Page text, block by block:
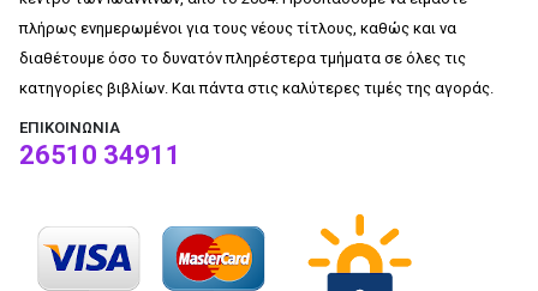
πλήρως ενημερωμένοι για τους νέους τίτλους, καθώς και να
διαθέτουμε όσο το δυνατόν πληρέστερα τμήματα σε όλες τις
κατηγορίες βιβλίων. Και πάντα στις καλύτερες τιμές της αγοράς.
ΕΠΙΚΟΙΝΩΝΊΑ
26510 34911